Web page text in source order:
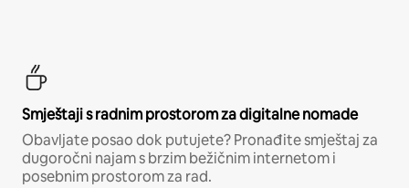
Smještaji s radnim prostorom za digitalne nomade
Obavljate posao dok putujete? Pronađite smještaj za
dugoročni najam s brzim bežičnim internetom i
posebnim prostorom za rad.